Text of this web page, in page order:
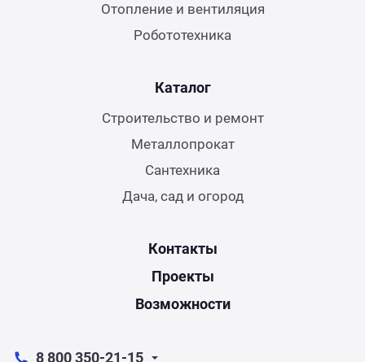
Отопление и вентиляция
Робототехника
Каталог
Строительство и ремонт
Металлопрокат
Сантехника
Дача, сад и огород
Контакты
Проекты
Возможности
8 800 350-21-15